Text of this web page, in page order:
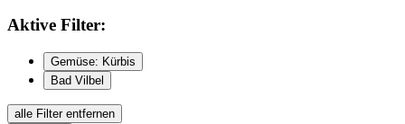
Aktive Filter:
Gemüse: Kürbis
Bad Vilbel
alle Filter entfernen